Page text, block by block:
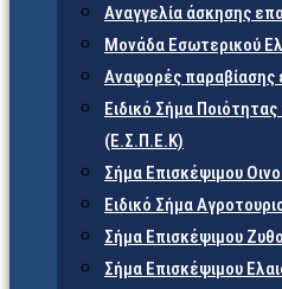
Αναγγελία άσκησης
Μονάδα Εσωτερικού
Αναφορές παραβίασης
Ειδικό Σήμα Ποιότητας
(Ε.Σ.Π.Ε.Κ)
Σήμα Επισκέψιμου
Ειδικό Σήμα
Σήμα Επισκέψιμου
Σήμα Επισκέψιμου